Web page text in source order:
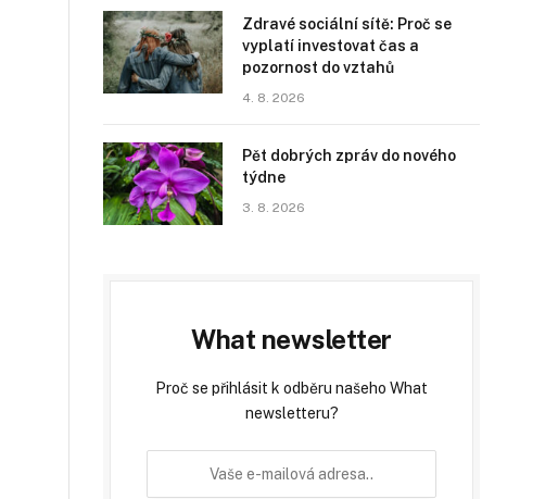
Zdravé sociální sítě: Proč se
vyplatí investovat čas a
pozornost do vztahů
4. 8. 2026
Pět dobrých zpráv do nového
týdne
3. 8. 2026
What newsletter
Proč se přihlásit k odběru našeho What
newsletteru?